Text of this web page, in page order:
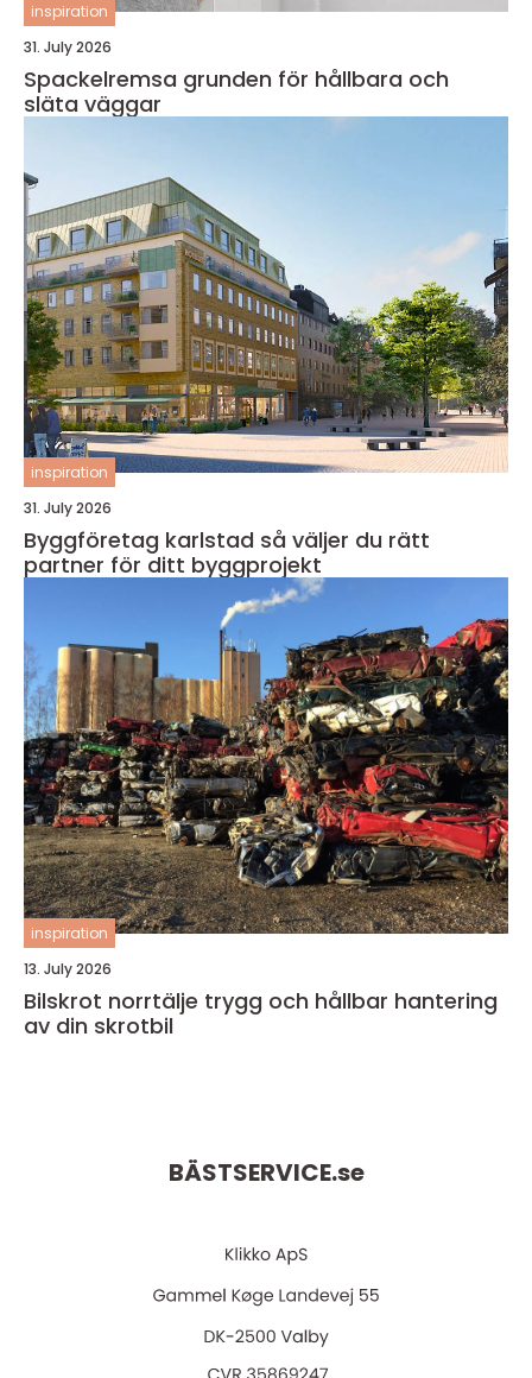
inspiration
31. July 2026
Spackelremsa grunden för hållbara och
släta väggar
inspiration
31. July 2026
Byggföretag karlstad så väljer du rätt
partner för ditt byggprojekt
inspiration
13. July 2026
Bilskrot norrtälje trygg och hållbar hantering
av din skrotbil
BÄSTSERVICE.se